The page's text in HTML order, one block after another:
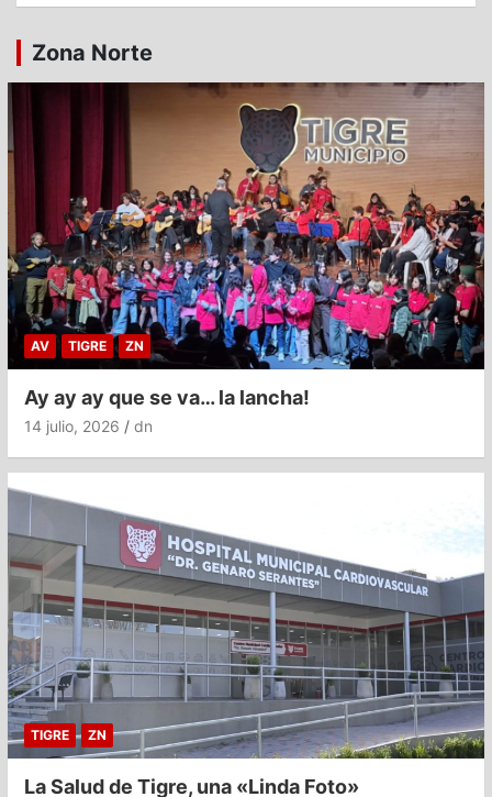
Zona Norte
AV TIGRE ZN
Ay ay ay que se va… la lancha!
14 julio, 2026 dn
TIGRE ZN
La Salud de Tigre, una «Linda Foto»